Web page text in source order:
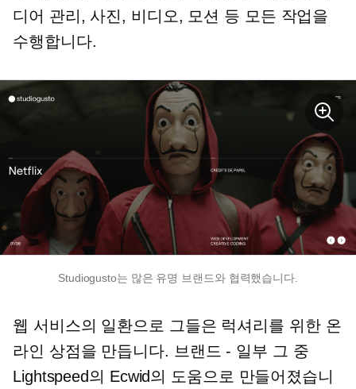
디어 관리, 사진, 비디오, 모션 등 모든 작업을
수행합니다.
Studiogusto는 많은 유명 브랜드와 협력했습니다.
웹 서비스의 일환으로 그들은 럭셔리를 위한 온
라인 상점을 만듭니다. 브랜드 - 일부 그 중
Lightspeed의 Ecwid의 도움으로 만들어졌습니